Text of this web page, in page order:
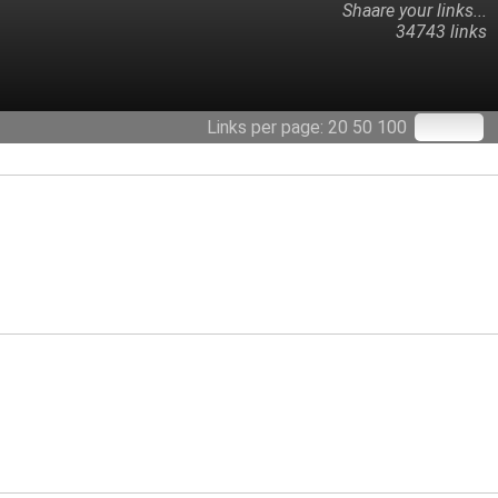
Shaare your links...
34743 links
Links per page: 20 50 100